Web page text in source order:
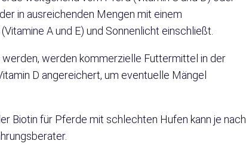
in ausreichenden Mengen mit einem
A und E) und Sonnenlicht einschließt.
werden kommerzielle Futtermittel in der
D angereichert, um eventuelle Mängel
Biotin für Pferde mit schlechten Hufen kann je nach